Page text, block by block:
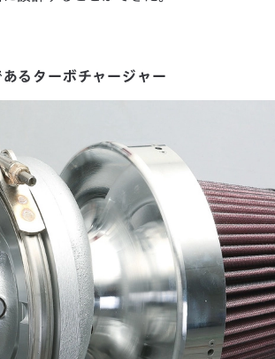
るターボチャージャー